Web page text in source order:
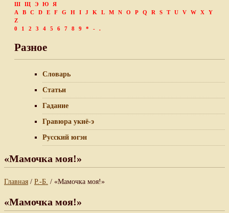
Ш
Щ Э Ю
Я
A
B C D E F G H I J K L M N O P Q R S T U V W X
Y
Z
0
1 2 3 4 5 6 7 8 9 * - .
Разное
Словарь
Статьи
Гадание
Гравюра укиё-э
Русский югэн
«Мамочка моя!»
Главная / Р.-Б. / «Мамочка моя!»
«Мамочка моя!»